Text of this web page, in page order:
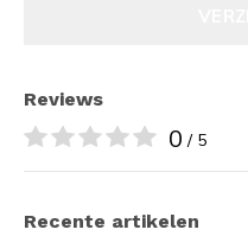
Reviews
0 / 5
Recente artikelen